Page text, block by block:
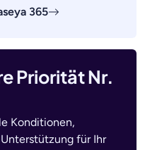
365
Priorität Nr.
Konditionen,
für Ihr